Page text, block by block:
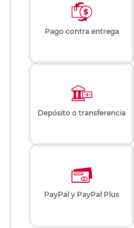
Pago contra entrega
Depósito o transferencia
PayPal y PayPal Plus